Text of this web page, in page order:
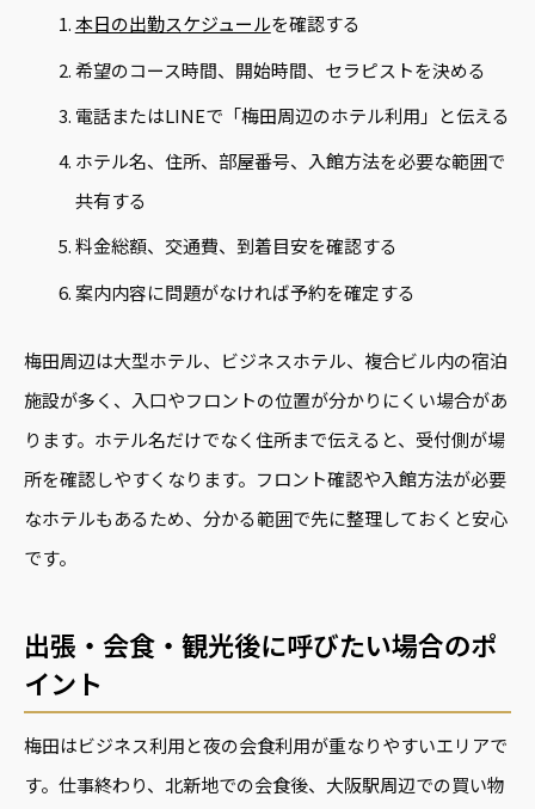
本日の出勤スケジュールを確認する
希望のコース時間、開始時間、セラピストを決める
電話またはLINEで「梅田周辺のホテル利用」と伝える
ホテル名、住所、部屋番号、入館方法を必要な範囲で
共有する
料金総額、交通費、到着目安を確認する
案内内容に問題がなければ予約を確定する
梅田周辺は大型ホテル、ビジネスホテル、複合ビル内の宿泊
施設が多く、入口やフロントの位置が分かりにくい場合があ
ります。ホテル名だけでなく住所まで伝えると、受付側が場
所を確認しやすくなります。フロント確認や入館方法が必要
なホテルもあるため、分かる範囲で先に整理しておくと安心
です。
出張・会食・観光後に呼びたい場合のポ
イント
梅田はビジネス利用と夜の会食利用が重なりやすいエリアで
す。仕事終わり、北新地での会食後、大阪駅周辺での買い物